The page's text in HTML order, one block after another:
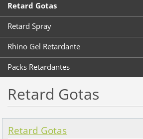
Retard Gotas
Retard Spray
Rhino Gel Retardante
Packs Retardantes
Retard Gotas
Retard Gotas